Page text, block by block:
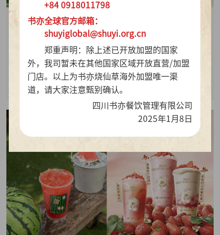
2026-07-28
质价比持续热销
查看详情
+84 0918011798
书亦全球官方邮箱：
shuyiglobal@shuyi.org.cn
郑重声明：除上述已开放加盟的国家
外，我司暂未在其他国家区域开放直营/加盟
门店。以上为书亦烧仙草海外加盟唯一渠
道，请大家注意甄别确认。
四川书亦餐饮管理有限公司
2025年1月8日